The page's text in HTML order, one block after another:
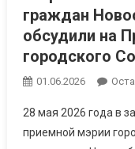
граждан
обсудили на
городского
01.06.2026
28 мая 2026 года в
приемной мэрии